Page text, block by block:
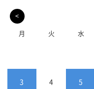
<
月 火 水
3 4 5